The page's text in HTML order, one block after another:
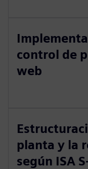
control de
web
planta y la
según ISA